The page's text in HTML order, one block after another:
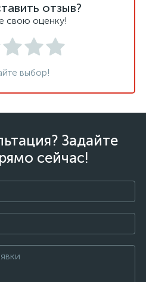
отзыв?
свою оценку!
выбор!
Задайте
сейчас!